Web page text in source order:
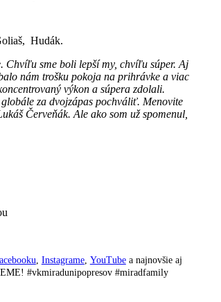
Hudák.
Chvíľu sme boli lepší my, chvíľu súper. Aj
nám trošku pokoja na prihrávke a viac
výkon a súpera zdolali.
za dvojzápas pochváliť. Menovite
Červeňák. Ale ako som už spomenul,
, Instagrame, YouTubea najnovšie aj
#vkmiradunipopresov #miradfamily